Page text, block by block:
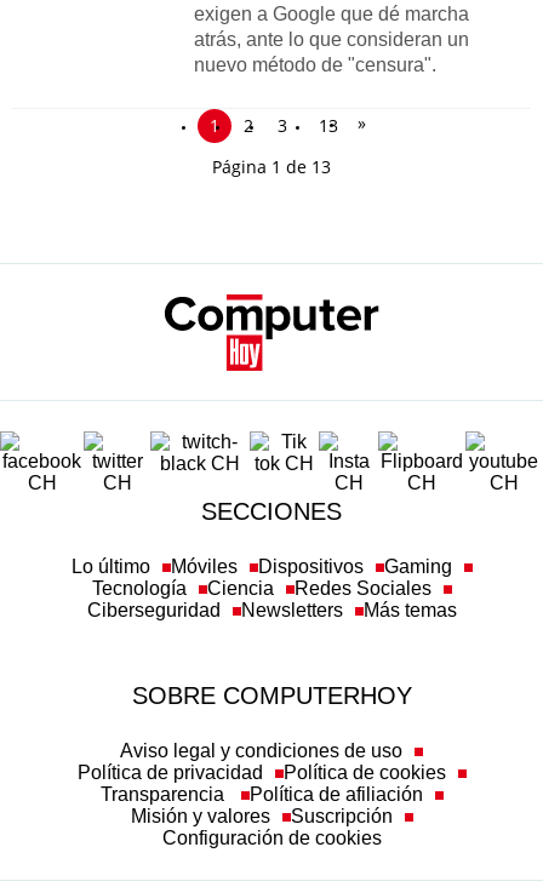
exigen a Google que dé marcha
atrás, ante lo que consideran un
nuevo método de "censura".
1 2 3 13
»
Página 1 de 13
SECCIONES
Lo último Móviles Dispositivos
Gaming
Tecnología
Ciencia
Redes Sociales
Ciberseguridad
Newsletters Más temas
SOBRE COMPUTERHOY
Aviso legal y condiciones de uso
Política de privacidad
Política de cookies
Transparencia
Política de afiliación
Misión y valores
Suscripción
Configuración de cookies